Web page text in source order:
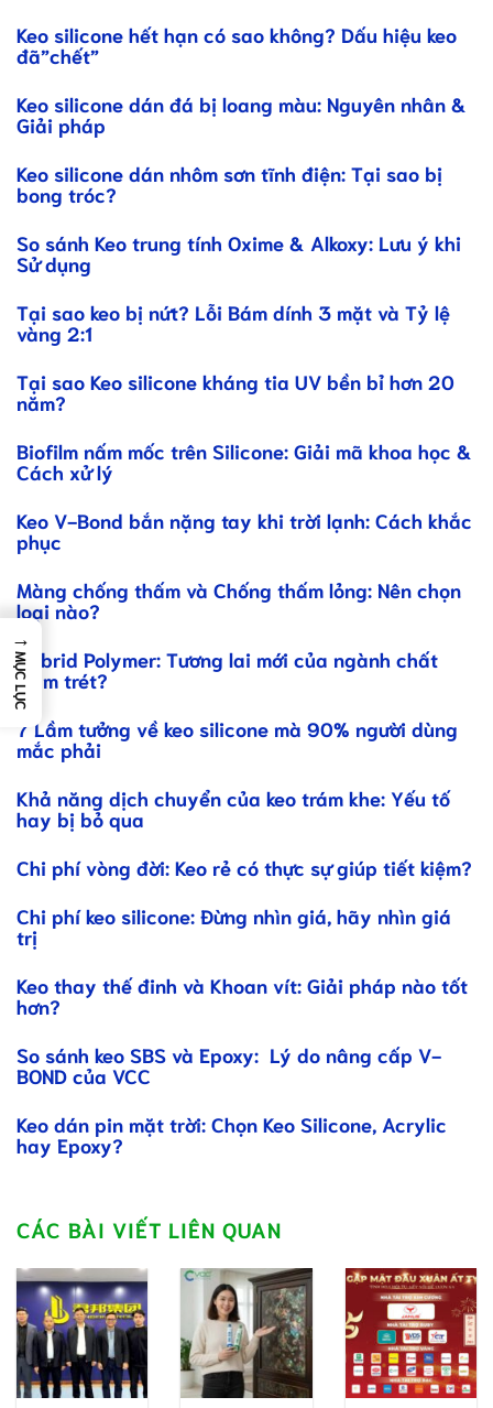
Keo silicone hết hạn có sao không? Dấu hiệu keo
đã”chết”
Keo silicone dán đá bị loang màu: Nguyên nhân &
Giải pháp
Keo silicone dán nhôm sơn tĩnh điện: Tại sao bị
bong tróc?
So sánh Keo trung tính Oxime & Alkoxy: Lưu ý khi
Sử dụng
Tại sao keo bị nứt? Lỗi Bám dính 3 mặt và Tỷ lệ
vàng 2:1
Tại sao Keo silicone kháng tia UV bền bỉ hơn 20
năm?
Biofilm nấm mốc trên Silicone: Giải mã khoa học &
Cách xử lý
Keo V-Bond bắn nặng tay khi trời lạnh: Cách khắc
phục
Màng chống thấm và Chống thấm lỏng: Nên chọn
loại nào?
Hybrid Polymer: Tương lai mới của ngành chất
trám trét?
7 Lầm tưởng về keo silicone mà 90% người dùng
mắc phải
Khả năng dịch chuyển của keo trám khe: Yếu tố
hay bị bỏ qua
Chi phí vòng đời: Keo rẻ có thực sự giúp tiết kiệm?
Chi phí keo silicone: Đừng nhìn giá, hãy nhìn giá
trị
Keo thay thế đinh và Khoan vít: Giải pháp nào tốt
hơn?
So sánh keo SBS và Epoxy: Lý do nâng cấp V-
BOND của VCC
Keo dán pin mặt trời: Chọn Keo Silicone, Acrylic
hay Epoxy?
CÁC BÀI VIẾT LIÊN QUAN
→
MỤC LỤC